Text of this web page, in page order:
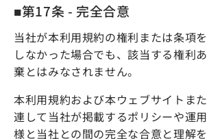
■第17条 - 完全合意
当社が本利用規約の権利または条項
しなかった場合でも、該当する権利
棄とはみなされません。
本利用規約および本ウェブサイトま
連して当社が掲載するポリシーや運
様と当社との間の完全な合意と理解